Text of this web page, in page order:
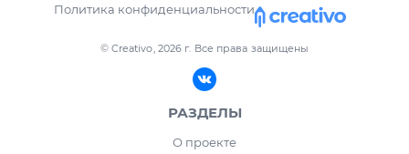
© Creativo, 2026 г. Все права защищены
Политика конфиденциальности
РАЗДЕЛЫ
О проекте